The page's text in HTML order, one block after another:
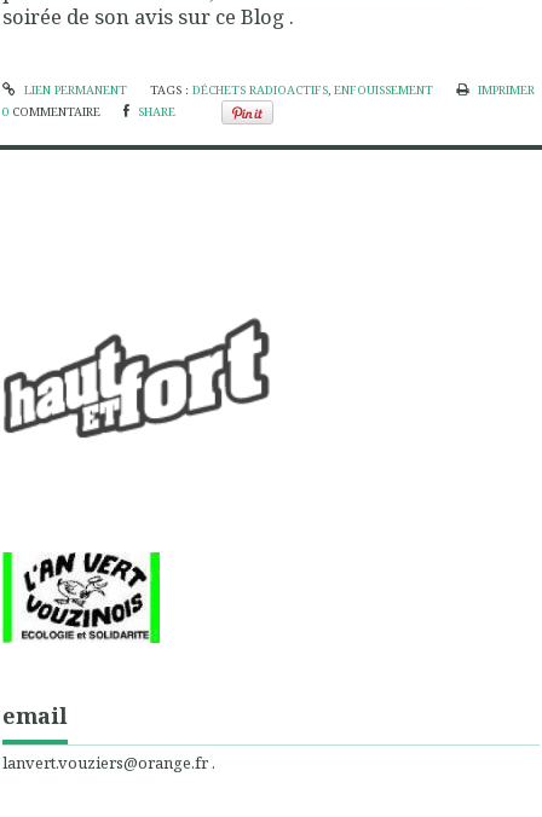
soirée de son avis sur ce Blog .
LIEN PERMANENT TAGS : DÉCHETS RADIOACTIFS, ENFOUISSEMENT
IMPRIMER
0 COMMENTAIRE SHARE
email
lanvert.vouziers@orange.fr .